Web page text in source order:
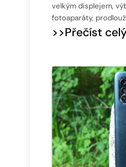
velkým displejem,
fotoaparáty,
>>Přečíst